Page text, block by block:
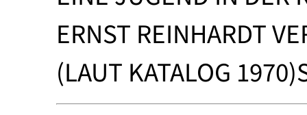
ERNST REINHARDT
(LAUT KATALOG